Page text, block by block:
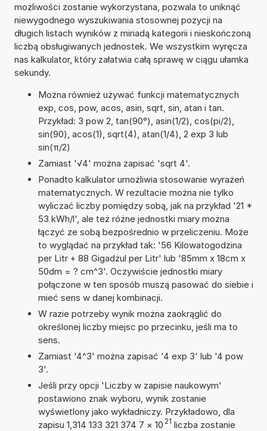
możliwości zostanie wykorzystana, pozwala to uniknąć
niewygodnego wyszukiwania stosownej pozycji na
długich listach wyników z miriadą kategorii i nieskończoną
liczbą obsługiwanych jednostek. We wszystkim wyręcza
nas kalkulator, który załatwia całą sprawę w ciągu ułamka
sekundy.
Można również używać funkcji matematycznych
exp, cos, pow, acos, asin, sqrt, sin, atan i tan.
Przykład: 3 pow 2, tan(90°), asin(1/2), cos(pi/2),
sin(90), acos(1), sqrt(4), atan(1/4), 2 exp 3 lub
sin(π/2)
Zamiast '√4' można zapisać 'sqrt 4'.
Ponadto kalkulator umożliwia stosowanie wyrażeń
matematycznych. W rezultacie można nie tylko
wyliczać liczby pomiędzy sobą, jak na przykład '21 *
53 kWh/l', ale też różne jednostki miary można
łączyć ze sobą bezpośrednio w przeliczeniu. Może
to wyglądać na przykład tak: '56 Kilowatogodzina
per Litr + 88 Gigadżul per Litr' lub '85mm x 18cm x
50dm = ? cm^3'. Oczywiście jednostki miary
połączone w ten sposób muszą pasować do siebie i
mieć sens w danej kombinacji.
W razie potrzeby wynik można zaokrąglić do
określonej liczby miejsc po przecinku, jeśli ma to
sens.
Zamiast '4^3' można zapisać '4 exp 3' lub '4 pow
3'.
Jeśli przy opcji 'Liczby w zapisie naukowym'
postawiono znak wyboru, wynik zostanie
wyświetlony jako wykładniczy. Przykładowo, dla
zapisu 1,314 133 321 374 7 × 10 21 liczba zostanie